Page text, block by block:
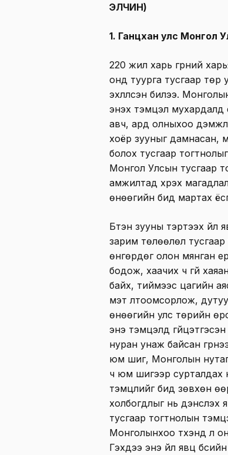
ЭЛЧИН)
1. Ганцхан улс Монгол
220 жил харь гүрний
онд туурга тусгаар төр
эхлүүлсэн билээ.
энэхүү тэмцэл
авч, ард олныхоо
хоёр зууныг дамнасан,
болох тусгаар
Монгол Улсын тусгаар
амжилтад хүрэх
өнөөгийн бид мартах
Бүтэн зууны тэртээх
зарим төлөөлөл тусгаар
өнгөрдөг олон мянган
бодож, хаачих ч үгүй
байх, тиймээс цагийн
мэт үлтоомсорлож,
өнөөгийн улс төрийн
энэ тэмцэлд гүйцэтгэсэн
нуран унаж байсан
юм шиг, Монголын нутаг
ч юм шигээр сурталдах
тэмцлийг бид зөвхөн
холбогдлыг нь дэнслэх
тусгаар тогтнолын
Монголынхоо түүхэнд л
Гэхдээ энэ үйл явц